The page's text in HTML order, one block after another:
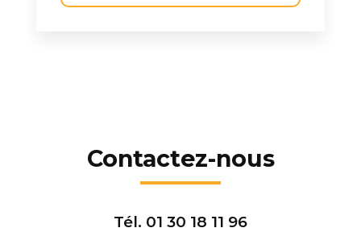
Contactez-nous
Tél. 01 30 18 11 96